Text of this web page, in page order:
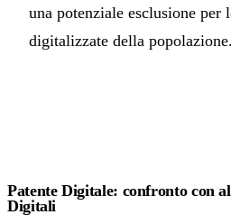
una potenziale esclusione per
digitalizzate della popolazione.
Patente Digitale: confronto con
Digitali